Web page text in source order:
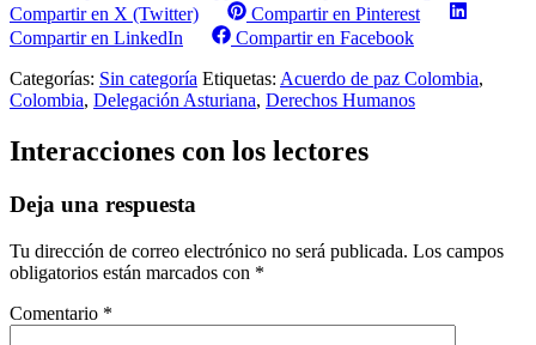
Compartir en X (Twitter)
Compartir en Pinterest
Compartir en LinkedIn
Compartir en Facebook
Categorías: Sin categoría Etiquetas: Acuerdo de paz Colombia,
Colombia, Delegación Asturiana, Derechos Humanos
Interacciones con los lectores
Deja una respuesta
Tu dirección de correo electrónico no será publicada. Los campos
obligatorios están marcados con *
Comentario *